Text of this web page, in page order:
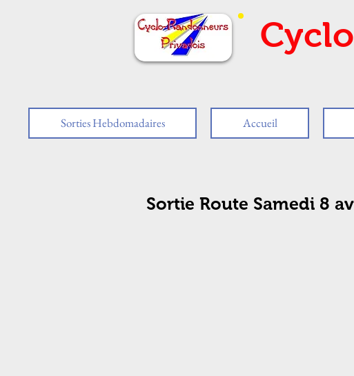
Sorties Hebdomadaires Accueil
Sortie Route Samedi 8